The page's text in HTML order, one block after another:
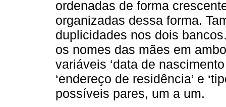
ordenadas de forma
organizadas dessa forma.
duplicidades nos dois
os nomes das mães em
variáveis ‘data de
‘endereço de residência’ e
possíveis pares, um a um.